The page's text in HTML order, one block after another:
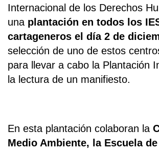
Internacional de los Derechos
una plantación en todos los
cartageneros el día 2 de
selección de uno de estos
para llevar a cabo la Plantación
la lectura de un manifiesto.
En esta plantación colaboran la
Medio Ambiente, la Escuela